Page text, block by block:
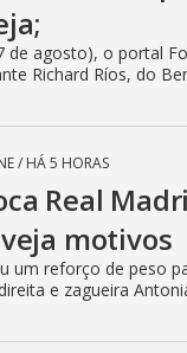
de agosto), o portal
Richard Ríos, do
/ HÁ 5 HORAS
Real
motivos
um reforço de peso
e zagueira